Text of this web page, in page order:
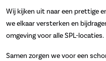
Wij kijken uit naar een prettige
we elkaar versterken en
omgeving voor alle SPL-locaties.
Samen zorgen we voor een